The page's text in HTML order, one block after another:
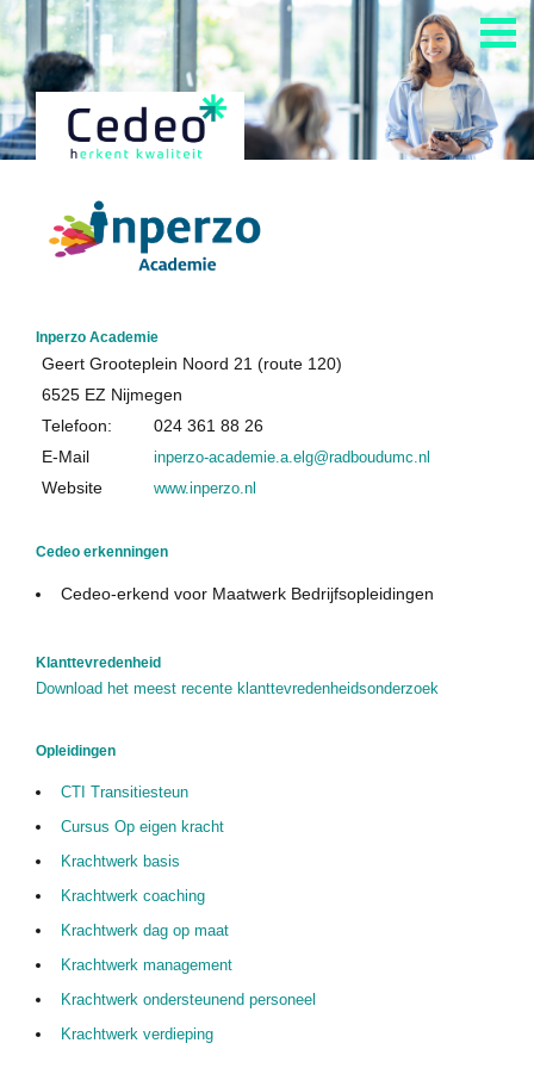
Home
Alle Cedeo-erkende aanbieders
Alle opleidingen van Cedeo-erkende aanbieders
Informatie over het aanvragen Cedeo-erkenning
De Cedeo-aanpak
Privacy Policy
Inperzo Academie
Geert Grooteplein Noord 21 (route 120)
6525 EZ Nijmegen
Telefoon:
024 361 88 26
E-Mail
inperzo-academie.a.elg@radboudumc.nl
Website
www.inperzo.nl
Cedeo erkenningen
Cedeo-erkend voor Maatwerk Bedrijfsopleidingen
Klanttevredenheid
Download het meest recente klanttevredenheidsonderzoek
Opleidingen
CTI Transitiesteun
Cursus Op eigen kracht
Krachtwerk basis
Krachtwerk coaching
Krachtwerk dag op maat
Krachtwerk management
Krachtwerk ondersteunend personeel
Krachtwerk verdieping